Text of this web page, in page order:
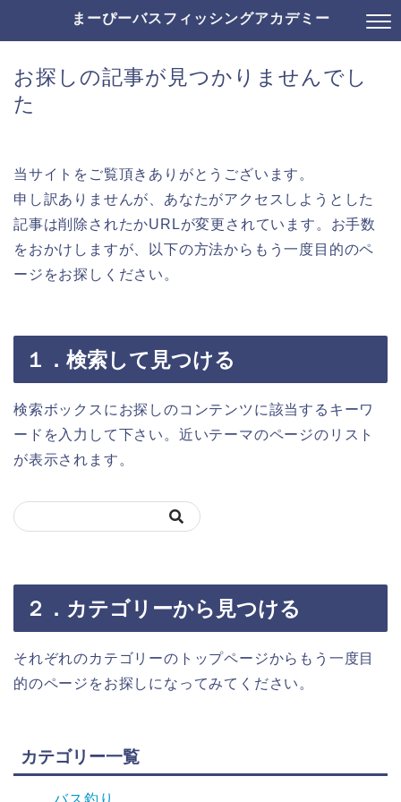
まーぴーバスフィッシングアカデミー
お探しの記事が見つかりませんでし
た
当サイトをご覧頂きありがとうございます。
申し訳ありませんが、あなたがアクセスしようとした
記事は削除されたかURLが変更されています。お手数
をおかけしますが、以下の方法からもう一度目的のペ
ージをお探しください。
１．検索して見つける
検索ボックスにお探しのコンテンツに該当するキーワ
ードを入力して下さい。近いテーマのページのリスト
が表示されます。
２．カテゴリーから見つける
それぞれのカテゴリーのトップページからもう一度目
的のページをお探しになってみてください。
カテゴリー一覧